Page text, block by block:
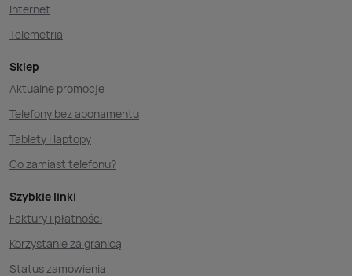
Internet
Telemetria
Sklep
Aktualne promocje
Telefony bez abonamentu
Tablety i laptopy
Co zamiast telefonu?
Szybkie linki
Faktury i płatności
Korzystanie za granicą
Status zamówienia